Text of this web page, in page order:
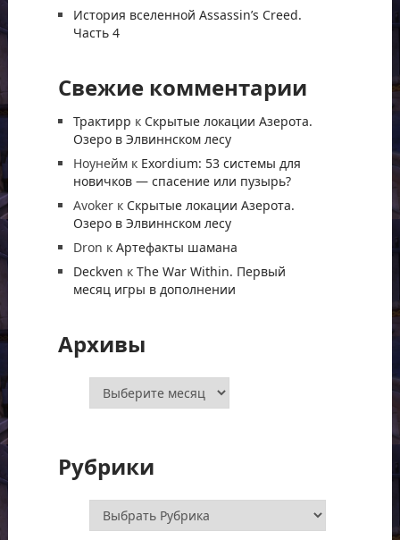
История вселенной Assassin’s Creed.
Часть 4
Свежие комментарии
Трактирр к Скрытые локации Азерота.
Озеро в Элвиннском лесу
Ноунейм к Exordium: 53 системы для
новичков — спасение или пузырь?
Avoker к Скрытые локации Азерота.
Озеро в Элвиннском лесу
Dron кАртефакты шамана
Deckven кThe War Within. Первый
месяц игры в дополнении
Архивы
Архивы
Рубрики
Рубрики